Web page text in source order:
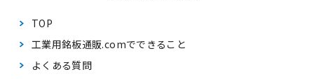
TOP
工業用銘板通販.comでできること
よくある質問